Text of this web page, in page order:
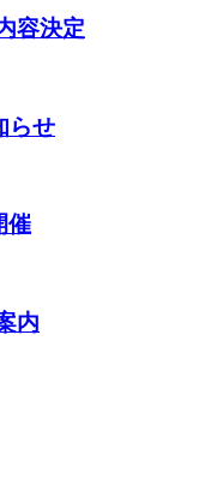
容決定
らせ
催
内